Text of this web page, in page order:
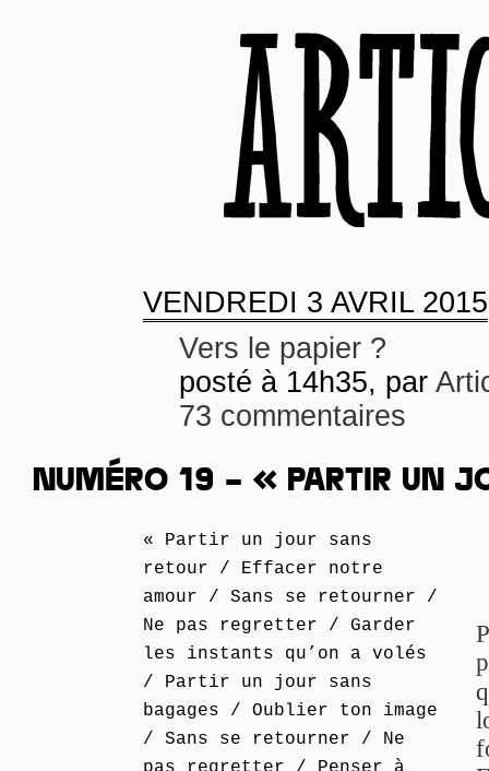
VENDREDI 3 AVRIL 2015
Vers le papier ?
posté à 14h35, par
73 commentaires
NUMÉRO 19 – « PARTIR UN
« Partir un jour sans
retour / Effacer notre
amour / Sans se retourner /
Ne pas regretter / Garder
les instants qu’on a volés
/ Partir un jour sans
bagages / Oublier ton image
/ Sans se retourner / Ne